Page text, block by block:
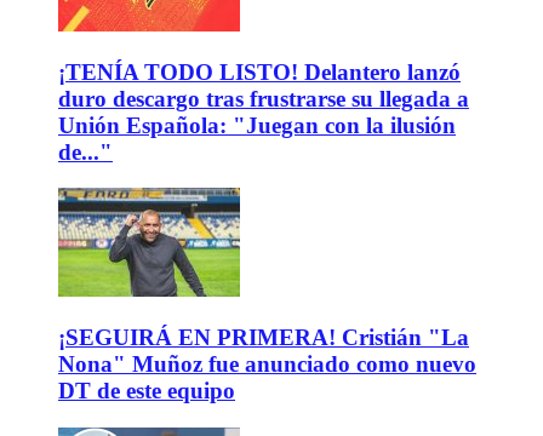
¡TENÍA TODO LISTO! Delantero lanzó
duro descargo tras frustrarse su llegada a
Unión Española: "Juegan con la ilusión
de..."
¡SEGUIRÁ EN PRIMERA! Cristián "La
Nona" Muñoz fue anunciado como nuevo
DT de este equipo